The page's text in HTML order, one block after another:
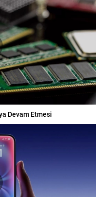
Devam Etmesi